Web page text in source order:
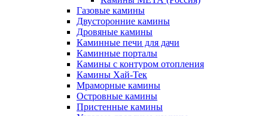
Газовые камины
Двусторонние камины
Дровяные камины
Каминные печи для дачи
Каминные порталы
Камины с контуром отопления
Камины Хай-Тек
Мраморные камины
Островные камины
Пристенные камины